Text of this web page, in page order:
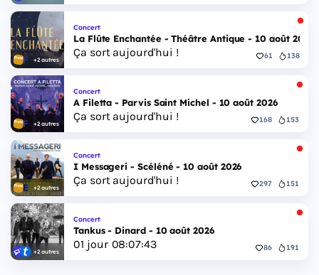
+2 autres
Concert
La Flûte Enchantée - Théâtre Antique - 10 août 2026
Ça sort aujourd'hui ! 61 138
+2 autres
Concert
A Filetta - Parvis Saint Michel - 10 août 2026
Ça sort aujourd'hui ! 168 153
+2 autres
Concert
I Messageri - Scéléné - 10 août 2026
Ça sort aujourd'hui ! 297 151
+2 autres
Concert
Tankus - Dinard - 10 août 2026
01 jour 08:07:42 86 191